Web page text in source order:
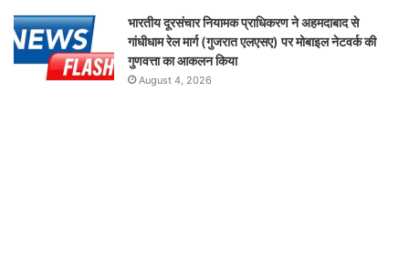
भारतीय दूरसंचार नियामक प्राधिकरण ने अहमदाबाद से
गांधीधाम रेल मार्ग (गुजरात एलएसए) पर मोबाइल नेटवर्क की
गुणवत्ता का आकलन किया
August 4, 2026